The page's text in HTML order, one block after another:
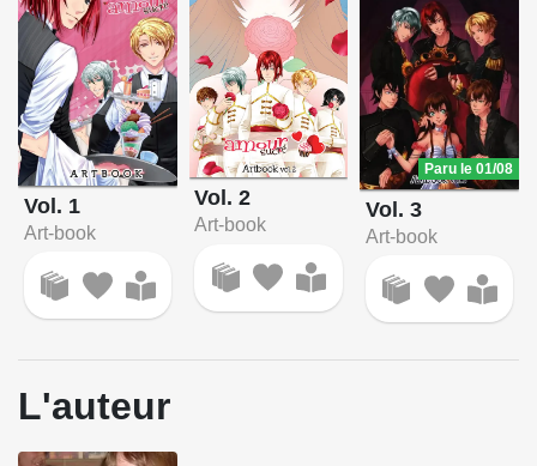
Vol. 1
Art-book
Vol. 2
Art-book
Paru le 01/08
Vol. 3
Art-book
L'auteur